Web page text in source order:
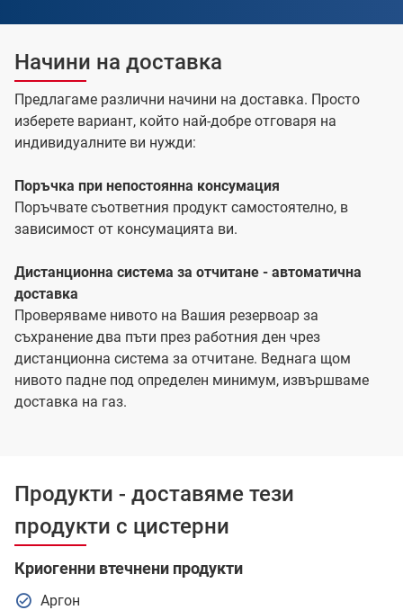
Начини на доставка
Предлагаме различни начини на доставка. Просто
изберете вариант, който най-добре отговаря на
индивидуалните ви нужди:
Поръчка при непостоянна консумация
Поръчвате съответния продукт самостоятелно, в
зависимост от консумацията ви.
Дистанционна система за отчитане - автоматична
доставка
Проверяваме нивото на Вашия резервоар за
съхранение два пъти през работния ден чрез
дистанционна система за отчитане. Веднага щом
нивото падне под определен минимум, извършваме
доставка на газ.
Продукти - доставяме тези
продукти с цистерни
Криогенни втечнени продукти
Аргон